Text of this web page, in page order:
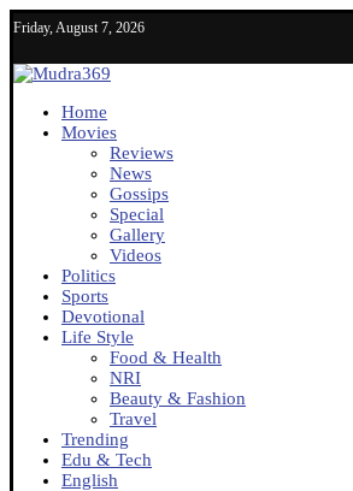
Friday, August 7, 2026
Home
Movies
Reviews
News
Gossips
Special
Gallery
Videos
Politics
Sports
Devotional
Life Style
Food & Health
NRI
Beauty & Fashion
Travel
Trending
Edu & Tech
English